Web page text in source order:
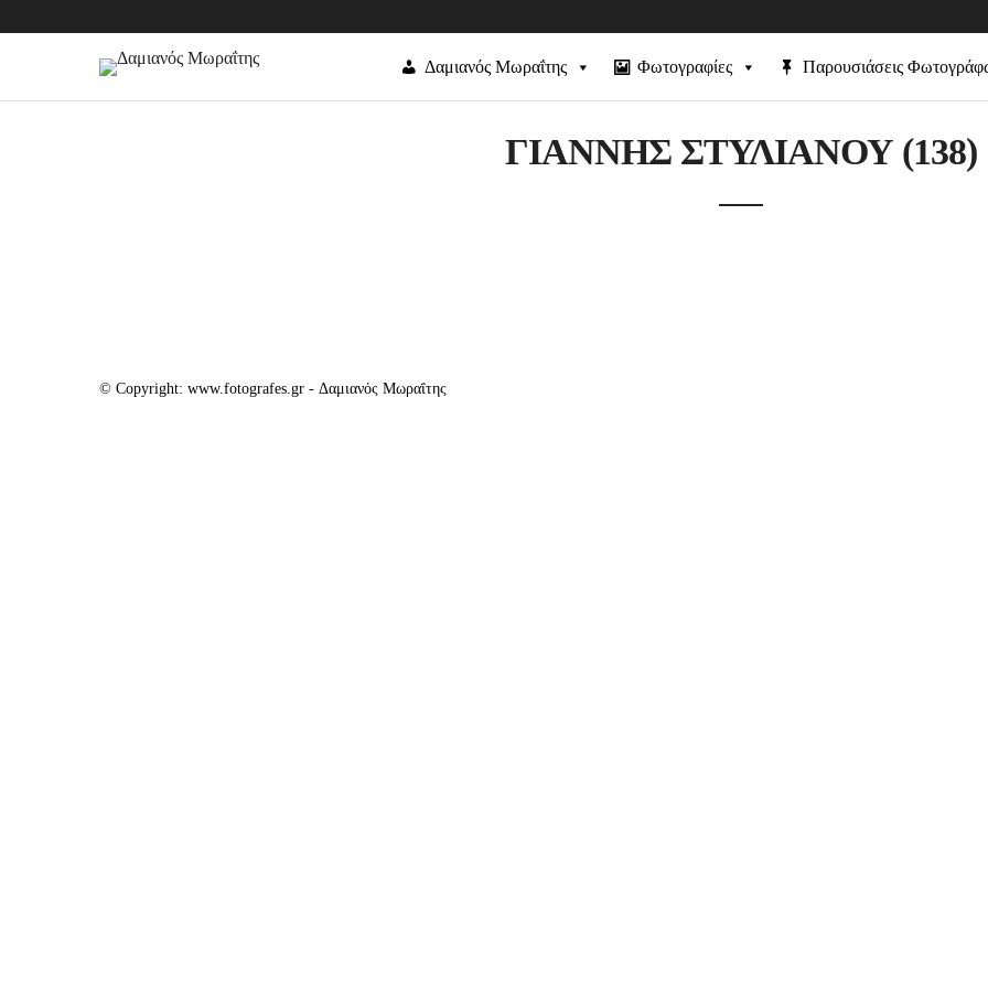
Δαμιανός Μωραΐτης Φωτογραφίες Παρουσιάσεις
ΓΙΑΝΝΗΣ ΣΤΥΛΙΑΝΟΥ (138)
© Copyright: www.fotografes.gr - Δαμιανός Μωραΐτης